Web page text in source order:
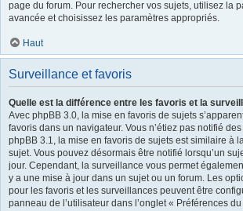
page du forum. Pour rechercher vos sujets, utilisez la
avancée et choisissez les paramètres appropriés.
Haut
Surveillance et favoris
Quelle est la différence entre les favoris et la
Avec phpBB 3.0, la mise en favoris de sujets
favoris dans un navigateur. Vous n’étiez pas notifié
phpBB 3.1, la mise en favoris de sujets est similaire à
sujet. Vous pouvez désormais être notifié lorsqu’un
jour. Cependant, la surveillance vous permet
y a une mise à jour dans un sujet ou un forum. Les
pour les favoris et les surveillances peuvent être
panneau de l’utilisateur dans l’onglet « Préférences